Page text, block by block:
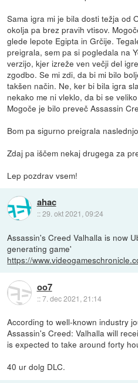
Sama igra mi je bila dosti težja od
okolja pa brez pravih vtisov.
glede lepote Egipta in Grčije.
preigrala, sem pa si pogledala na
verzijo, kjer izreže ven večji del
zgodbo. Se mi zdi, da bi mi bilo
takšen način. Ne, ker bi bila igra
nekako me ni vleklo, da bi se
Mogoče je bilo preveč Assassin
Bom pa sigurno preigrala
Zdaj pa iščem nekaj drugega za
Lep pozdrav vsem!
ahac
::29. okt 2021, 09:24
Assassin's Creed Valhalla is now
generating game'
https://
oo7
::7. dec 2021, 21:14
According to well-known industry
Assassin's Creed: Valhalla will
is expected to take around forty
40 ur dolg DLC.